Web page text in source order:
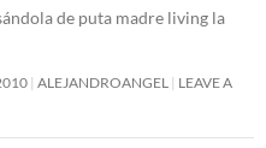
de puta madre living la
ALEJANDROANGEL
LEAVE A